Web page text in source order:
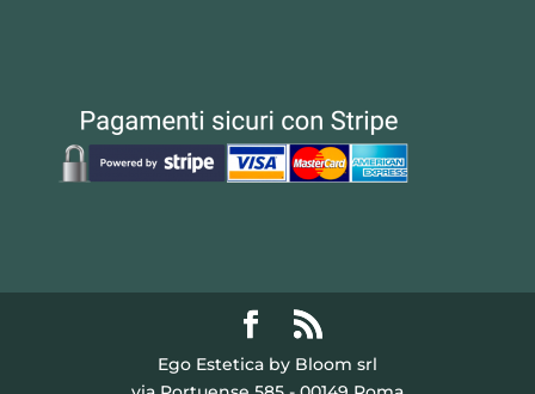
Ego Estetica by Bloom srl